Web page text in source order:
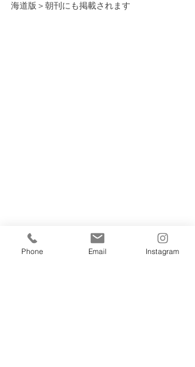
海道版＞朝刊にも掲載されます
Phone Email Instagram